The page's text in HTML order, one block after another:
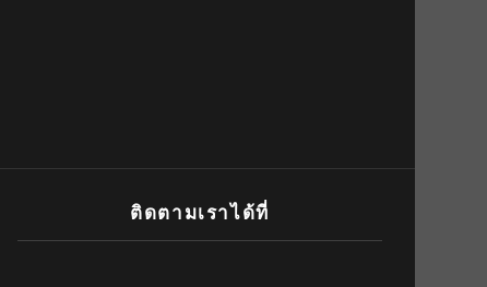
ติดตามเราได้ที่